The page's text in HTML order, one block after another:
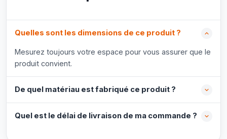
Quelles sont les dimensions de ce produit ?
Mesurez toujours votre espace pour vous assurer que le
produit convient.
De quel matériau est fabriqué ce produit ?
Quel est le délai de livraison de ma commande ?